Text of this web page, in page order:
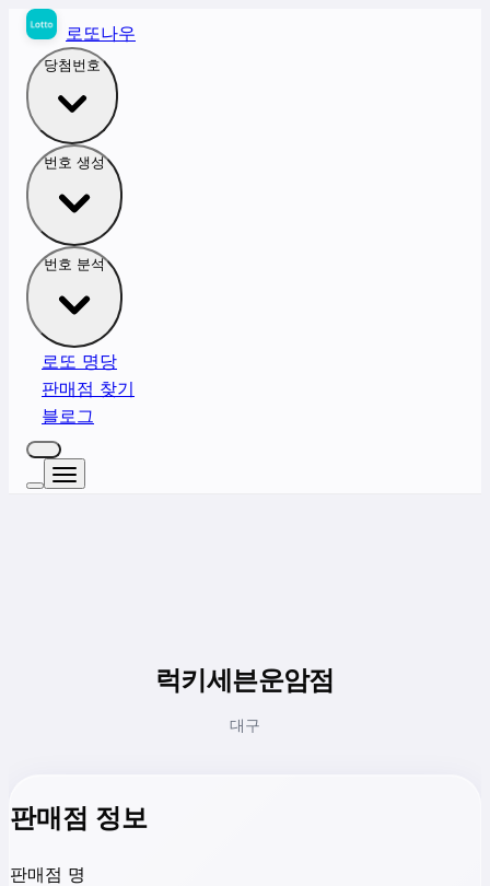
로또나우
당첨번호
번호 생성
번호 분석
로또 명당
판매점 찾기
블로그
럭키세븐운암점
대구
판매점 정보
판매점 명